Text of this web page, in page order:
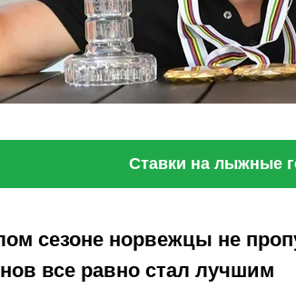
Ставки на лыжные
сезоне норвежцы не
все равно стал лучшим